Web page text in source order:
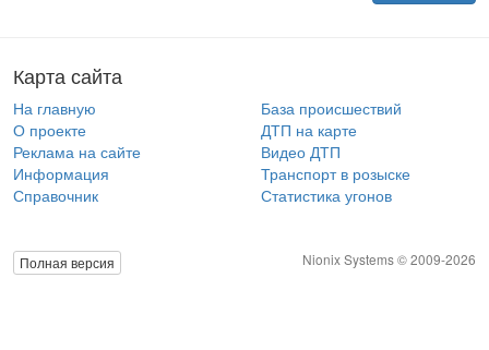
Карта сайта
На главную
О проекте
Реклама на сайте
Информация
Справочник
База происшествий
ДТП на карте
Видео ДТП
Транспорт в розыске
Статистика угонов
Полная версия Nionix Systems © 2009-2026